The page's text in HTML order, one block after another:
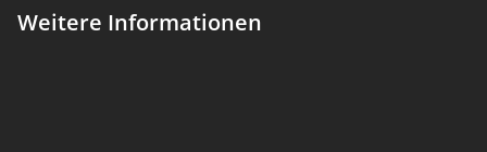
nicht an Selbstmord und macht sich mit seinem
Weitere Informationen